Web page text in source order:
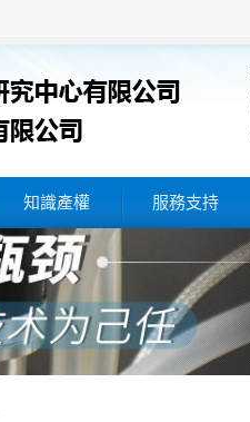
知識產權 服務支持